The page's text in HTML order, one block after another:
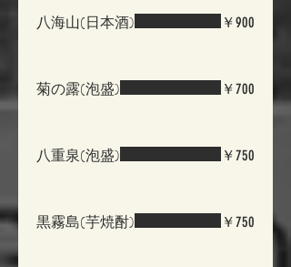
八海山(日本酒) ￥900
菊の露(泡盛) ￥700
八重泉(泡盛) ￥750
黒霧島(芋焼酎) ￥750